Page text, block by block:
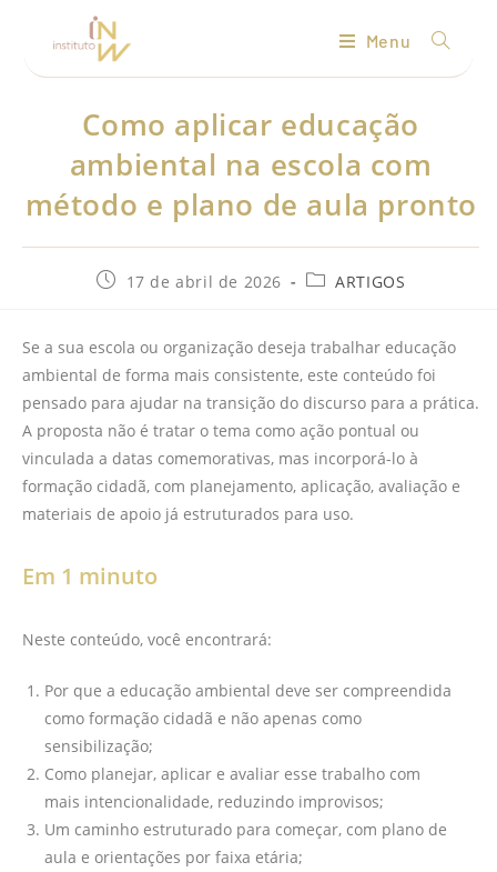
Menu
Como aplicar educação
ambiental na escola com
método e plano de aula pronto
17 de abril de 2026 ARTIGOS
Se a sua escola ou organização deseja trabalhar educação
ambiental de forma mais consistente, este conteúdo foi
pensado para ajudar na transição do discurso para a prática.
A proposta não é tratar o tema como ação pontual ou
vinculada a datas comemorativas, mas incorporá-lo à
formação cidadã, com planejamento, aplicação, avaliação e
materiais de apoio já estruturados para uso.
Em 1 minuto
Neste conteúdo, você encontrará:
Por que a educação ambiental deve ser compreendida
como formação cidadã e não apenas como
sensibilização;
Como planejar, aplicar e avaliar esse trabalho com
mais intencionalidade, reduzindo improvisos;
Um caminho estruturado para começar, com plano de
aula e orientações por faixa etária;